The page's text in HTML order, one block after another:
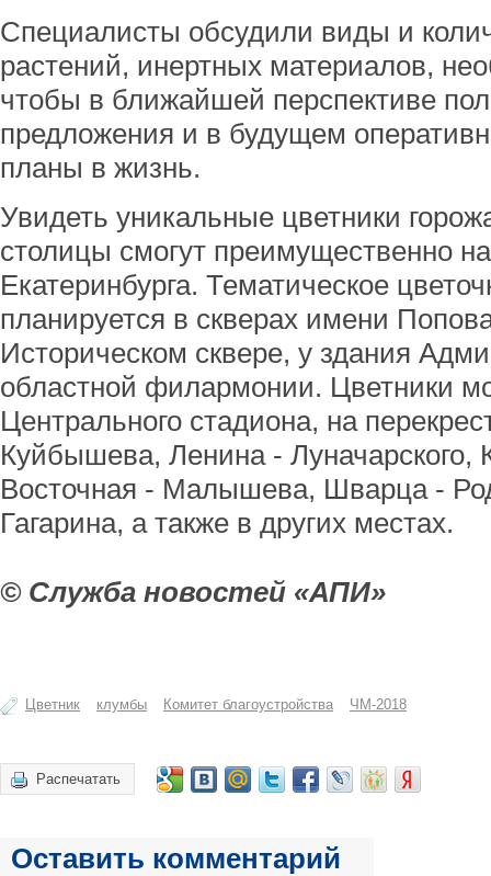
Специалисты обсудили виды и
растений, инертных материалов,
чтобы в ближайшей перспективе
предложения и в будущем
планы в жизнь.
Увидеть уникальные цветники
столицы смогут преимущественно
Екатеринбурга. Тематическое
планируется в скверах имени
Историческом сквере, у здания
областной филармонии. Цветники
Центрального стадиона, на
Куйбышева, Ленина - Луначарского,
Восточная - Малышева, Шварца -
Гагарина, а также в других местах.
© Служба новостей «АПИ»
Цветник клумбы Комитет благоустройства ЧМ-2018
Распечатать
Оставить комментарий